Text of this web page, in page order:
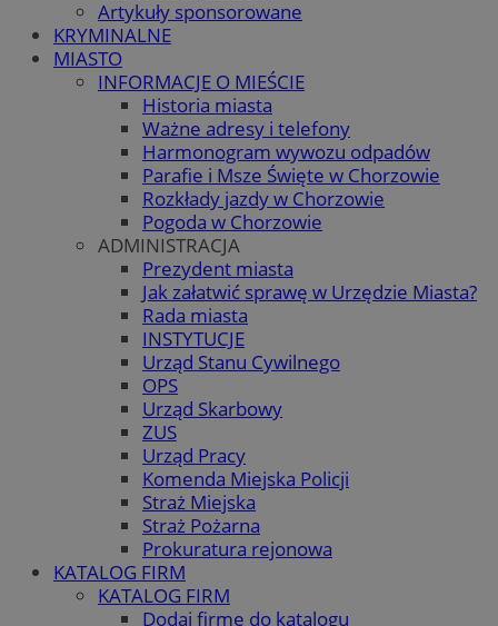
Artykuły sponsorowane
KRYMINALNE
MIASTO
INFORMACJE O MIEŚCIE
Historia miasta
Ważne adresy i telefony
Harmonogram wywozu odpadów
Parafie i Msze Święte w Chorzowie
Rozkłady jazdy w Chorzowie
Pogoda w Chorzowie
ADMINISTRACJA
Prezydent miasta
Jak załatwić sprawę w Urzędzie Miasta?
Rada miasta
INSTYTUCJE
Urząd Stanu Cywilnego
OPS
Urząd Skarbowy
ZUS
Urząd Pracy
Komenda Miejska Policji
Straż Miejska
Straż Pożarna
Prokuratura rejonowa
KATALOG FIRM
KATALOG FIRM
Dodaj firmę do katalogu